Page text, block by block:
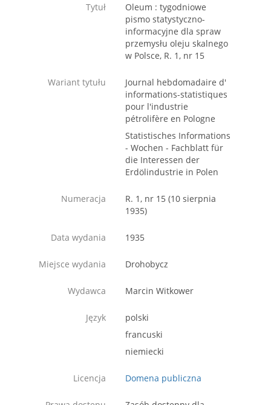
Tytuł
Oleum : tygodniowe
pismo statystyczno-
informacyjne dla spraw
przemysłu oleju skalnego
w Polsce, R. 1, nr 15
Wariant tytułu
Journal hebdomadaire d'
informations-statistiques
pour l'industrie
pétrolifère en Pologne
Statistisches Informations
- Wochen - Fachblatt für
die Interessen der
Erdölindustrie in Polen
Numeracja
R. 1, nr 15 (10 sierpnia
1935)
Data wydania 1935
Miejsce wydania Drohobycz
Wydawca Marcin Witkower
Język
polski
francuski
niemiecki
Licencja Domena publiczna